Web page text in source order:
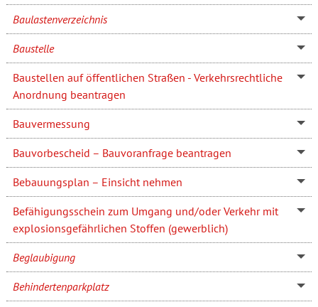
Baulastenverzeichnis
Baustelle
Baustellen auf öffentlichen Straßen - Verkehrsrechtliche
Anordnung beantragen
Bauvermessung
Bauvorbescheid – Bauvoranfrage beantragen
Bebauungsplan – Einsicht nehmen
Befähigungsschein zum Umgang und/oder Verkehr mit
explosionsgefährlichen Stoffen (gewerblich)
Beglaubigung
Behindertenparkplatz